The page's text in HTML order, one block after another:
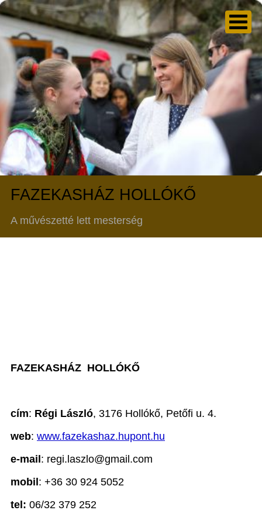
FAZEKASHÁZ HOLLÓKŐ
A művészetté lett mesterség
FAZEKASHÁZ HOLLÓKŐ
cím: Régi László, 3176 Hollókő, Petőfi u. 4.
web: www.fazekashaz.hupont.hu
e-mail : regi.laszlo@gmail.com
mobil : +36 30 924 5052
tel: 06/32 379 252